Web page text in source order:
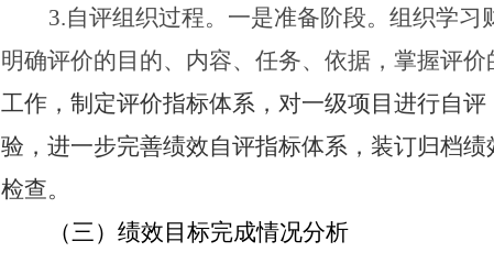
3.自评组织过程。一是准备阶段。 组织学习
明确评价的目的、内容、任务、依据，掌握评价
工作，制定评价指标体系，对一级项目进行自评
验，进一步完善绩效自评指标体系，装订归档绩
检查。
（三）绩效目标完成情况分析